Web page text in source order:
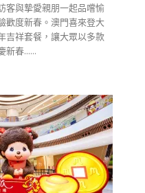
客與摯愛親朋一起品嚐愉
歡度新春。澳門喜來登大
吉祥套餐，讓大眾以多款
新春......